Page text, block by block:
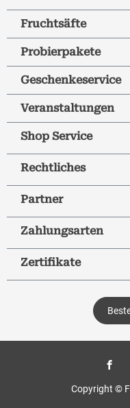
Fruchtsäfte
Probierpakete
Geschenkeservice
Veranstaltungen
Shop Service
Rechtliches
Partner
Zahlungsarten
Zertifikate
Copyright ©